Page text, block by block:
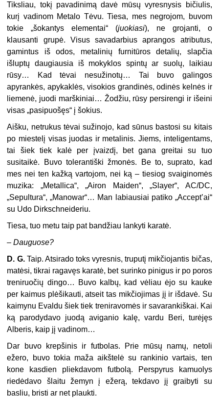
Tiksliau, tokį pavadinimą davė mūsų vyresnysis bičiulis,
kurį vadinom Metalo Tėvu. Tiesa, mes negrojom, buvom
tokie „šokantys elementai“ (juokiasi), ne grojanti, o
klausanti grupė. Visus savadarbius aprangos atributus,
gamintus iš odos, metalinių furnitūros detalių, slapčia
išluptų daugiausia iš mokyklos spintų ar suolų, laikiau
rūsy… Kad tėvai nesužinotų… Tai buvo galingos
apyrankės, apykaklės, visokios grandinės, odinės kelnės ir
liemenė, juodi marškiniai… Žodžiu, rūsy persirengi ir išeini
visas „pasipuošęs“ į šokius.
Aišku, netrukus tėvai sužinojo, kad sūnus bastosi su kitais
po miestelį visas juodas ir metalinis. Jiems, inteligentams,
tai šiek tiek kalė per įvaizdį, bet gana greitai su tuo
susitaikė. Buvo tolerantiški žmonės. Be to, suprato, kad
mes nei ten kažką vartojom, nei ką – tiesiog svaiginomės
muzika: „Metallica“, „Airon Maiden“, „Slayer“, AC/DC,
„Sepultura“, „Manowar“… Man labiausiai patiko „Accept’ai“
su Udo Dirkschneideriu.
Tiesa, tuo metu taip pat bandžiau lankyti karatė.
–Dauguose?
D. G. Taip. Atsirado toks vyresnis, truputį mikčiojantis bičas,
matėsi, tikrai ragavęs karatė, bet surinko pinigus ir po poros
treniruočių dingo… Buvo kalbų, kad vėliau ėjo su kauke
per kaimus plėšikauti, atseit tas mikčiojimas jį ir išdavė. Su
kaimynu Evaldu šiek tiek treniravomės ir savarankiškai. Kai
ką parodydavo juodą aviganio kalę, vardu Beri, turėjęs
Alberis, kaip jį vadinom…
Dar buvo krepšinis ir futbolas. Prie mūsų namų, netoli
ežero, buvo tokia maža aikštelė su rankinio vartais, ten
kone kasdien pliekdavom futbolą. Perspyrus kamuolys
riedėdavo šlaitu žemyn į ežerą, tekdavo jį graibyti su
basliu, bristi ar net plaukti.